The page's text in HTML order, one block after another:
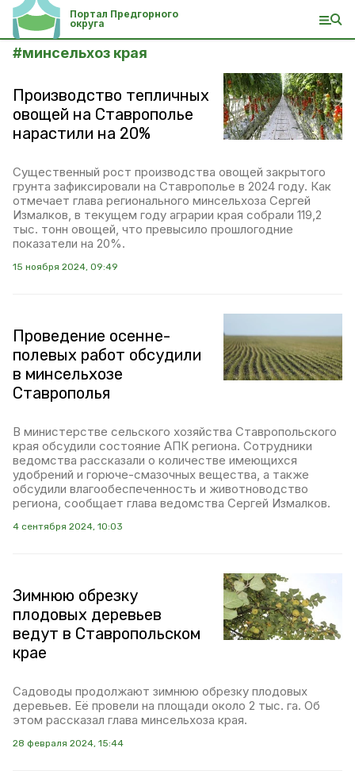
Портал Предгорного
округа
#минсельхоз края
Производство тепличных
овощей на Ставрополье
нарастили на 20%
Существенный рост производства овощей закрытого
грунта зафиксировали на Ставрополье в 2024 году. Как
отмечает глава регионального минсельхоза Сергей
Измалков, в текущем году аграрии края собрали 119,2
тыс. тонн овощей, что превысило прошлогодние
показатели на 20%.
15 ноября 2024, 09:49
Проведение осенне-
полевых работ обсудили
в минсельхозе
Ставрополья
В министерстве сельского хозяйства Ставропольского
края обсудили состояние АПК региона. Сотрудники
ведомства рассказали о количестве имеющихся
удобрений и горюче-смазочных вещества, а также
обсудили влагообеспеченность и животноводство
региона, сообщает глава ведомства Сергей Измалков.
4 сентября 2024, 10:03
Зимнюю обрезку
плодовых деревьев
ведут в Ставропольском
крае
Садоводы продолжают зимнюю обрезку плодовых
деревьев. Её провели на площади около 2 тыс. га. Об
этом рассказал глава минсельхоза края.
28 февраля 2024, 15:44